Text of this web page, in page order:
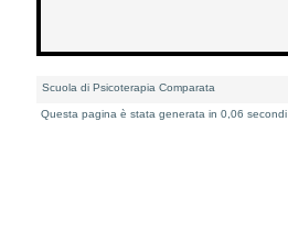
Scuola di Psicoterapia Comparata
Questa pagina è stata generata in 0,06 secondi